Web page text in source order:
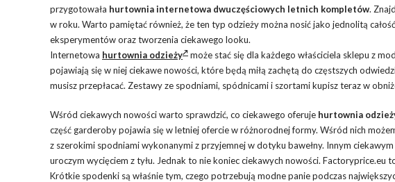
przygotowała hurtownia internetowa dwuczęściowych letnich kompletów.
w roku. Warto pamiętać również, że ten typ odzieży można nosić jako jednolitą
eksperymentów oraz tworzenia ciekawego looku.
Internetowa hurtownia odzieży
może stać się dla każdego właściciela sklepu z
pojawiają się w niej ciekawe nowości, które będą miłą zachętą do częstszych
musisz przepłacać. Zestawy ze spodniami, spódnicami i szortami kupisz teraz w
Wśród ciekawych nowości warto sprawdzić, co ciekawego oferuje hurtownia
część garderoby pojawia się w letniej ofercie w różnorodnej formy. Wśród nich
z szerokimi spodniami wykonanymi z przyjemnej w dotyku bawełny. Innym
uroczym wycięciem z tyłu. Jednak to nie koniec ciekawych nowości. Factoryprice.eu
Krótkie spodenki są właśnie tym, czego potrzebują modne panie podczas